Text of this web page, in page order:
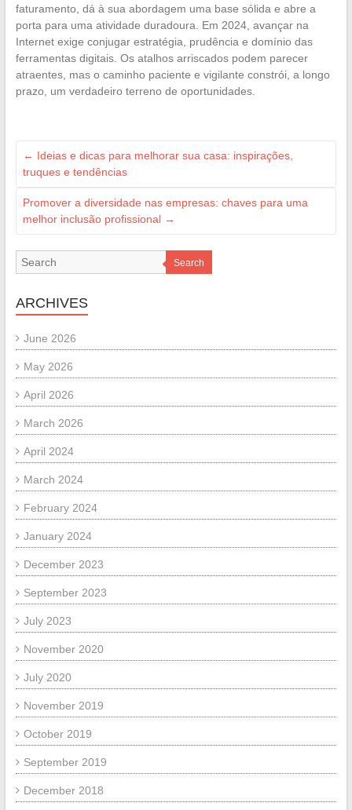
faturamento, dá à sua abordagem uma base sólida e abre a
porta para uma atividade duradoura. Em 2024, avançar na
Internet exige conjugar estratégia, prudência e domínio das
ferramentas digitais. Os atalhos arriscados podem parecer
atraentes, mas o caminho paciente e vigilante constrói, a longo
prazo, um verdadeiro terreno de oportunidades.
← Ideias e dicas para melhorar sua casa: inspirações,
truques e tendências
Promover a diversidade nas empresas: chaves para uma
melhor inclusão profissional →
Search
ARCHIVES
June 2026
May 2026
April 2026
March 2026
April 2024
March 2024
February 2024
January 2024
December 2023
September 2023
July 2023
November 2020
July 2020
November 2019
October 2019
September 2019
December 2018